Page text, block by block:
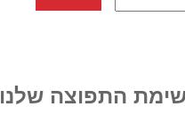
התפוצה שלנו